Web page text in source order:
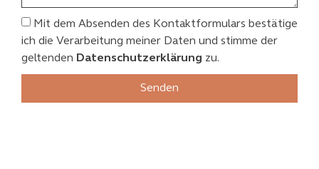
Mit dem Absenden des Kontaktformulars bestätige
ich die Verarbeitung meiner Daten und stimme der
geltenden Datenschutzerklärung zu.
Senden